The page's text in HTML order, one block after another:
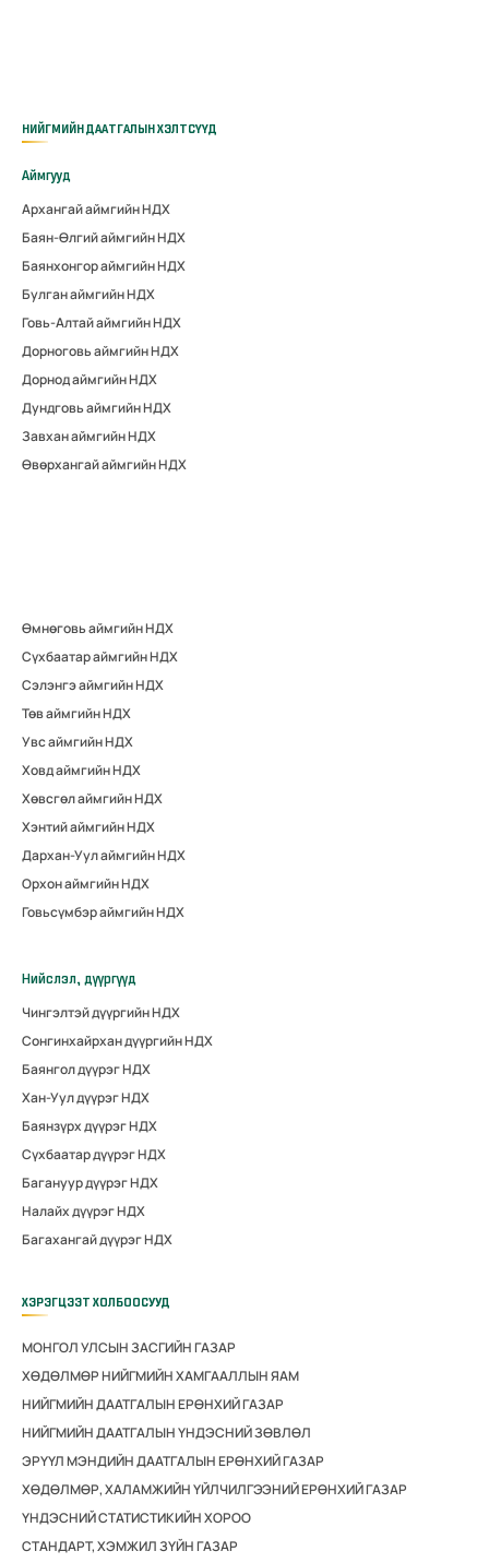
НИЙГМИЙН ДААТГАЛЫН ХЭЛТСҮҮД
Аймгууд
Архангай аймгийн НДХ
Баян-Өлгий аймгийн НДХ
Баянхонгор аймгийн НДХ
Булган аймгийн НДХ
Говь-Алтай аймгийн НДХ
Дорноговь аймгийн НДХ
Дорнод аймгийн НДХ
Дундговь аймгийн НДХ
Завхан аймгийн НДХ
Өвөрхангай аймгийн НДХ
Өмнөговь аймгийн НДХ
Сүхбаатар аймгийн НДХ
Сэлэнгэ аймгийн НДХ
Төв аймгийн НДХ
Увс аймгийн НДХ
Ховд аймгийн НДХ
Хөвсгөл аймгийн НДХ
Хэнтий аймгийн НДХ
Дархан-Уул аймгийн НДХ
Орхон аймгийн НДХ
Говьсүмбэр аймгийн НДХ
Нийслэл, дүүргүүд
Чингэлтэй дүүргийн НДХ
Сонгинхайрхан дүүргийн НДХ
Баянгол дүүрэг НДХ
Хан-Уул дүүрэг НДХ
Баянзүрх дүүрэг НДХ
Сүхбаатар дүүрэг НДХ
Багануур дүүрэг НДХ
Налайх дүүрэг НДХ
Багахангай дүүрэг НДХ
ХЭРЭГЦЭЭТ ХОЛБООСУУД
МОНГОЛ УЛСЫН ЗАСГИЙН ГАЗАР
ХӨДӨЛМӨР НИЙГМИЙН ХАМГААЛЛЫН ЯАМ
НИЙГМИЙН ДААТГАЛЫН ЕРӨНХИЙ ГАЗАР
НИЙГМИЙН ДААТГАЛЫН ҮНДЭСНИЙ ЗӨВЛӨЛ
ЭРҮҮЛ МЭНДИЙН ДААТГАЛЫН ЕРӨНХИЙ ГАЗАР
ХӨДӨЛМӨР, ХАЛАМЖИЙН ҮЙЛЧИЛГЭЭНИЙ ЕРӨНХИЙ ГАЗАР
ҮНДЭСНИЙ СТАТИСТИКИЙН ХОРОО
СТАНДАРТ, ХЭМЖИЛ ЗҮЙН ГАЗАР